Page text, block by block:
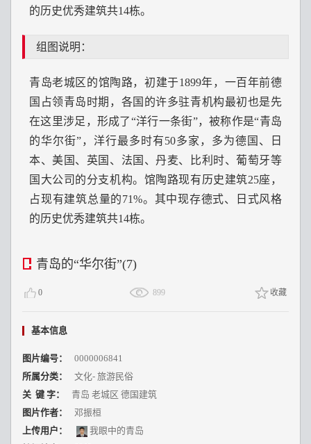
的历史优秀建筑共14栋。
组图说明：
青岛老城区的馆陶路，初建于1899年，一百年前德
国占领青岛时期，各国的许多驻青机构最初也是先
在这里涉足，形成了“洋行一条街”，被称作是“青岛
的华尔街”，洋行最多时有50多家，多为德国、日
本、美国、英国、法国、丹麦、比利时、葡萄牙等
国大公司的分支机构。馆陶路现有历史建筑25座，
占现有建筑总量的71%。其中现存德式、日式风格
的历史优秀建筑共14栋。
青岛的“华尔街”(7)
0 899 收藏
基本信息
图片编号：
0000006841
所属分类：
文化- 旅游民俗
关 键 字：
青岛 老城区 德国建筑
图片作者：
邓振桓
上传用户：
我眼中的青岛